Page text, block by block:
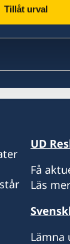
Tillåt urval
UD
Få
Läs
Lämna